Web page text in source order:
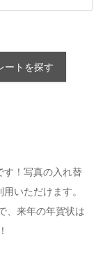
ートを探す
す！写真の入れ替
いただけます。
、来年の年賀状は